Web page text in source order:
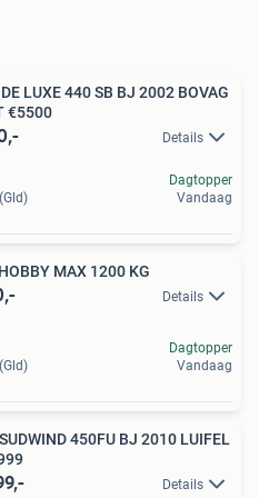
LUXE 440 SB BJ 2002 BOVAG
€5500
Details
Dagtopper
Vandaag
MAX 1200 KG
Details
Dagtopper
Vandaag
450FU BJ 2010 LUIFEL
Details